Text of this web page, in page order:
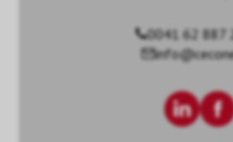
0041 62 887